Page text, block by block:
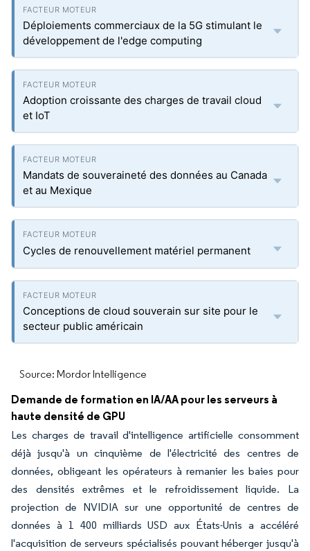
Déploiements commerciaux de la 5G stimulant le
développement de l'edge computing
Adoption croissante des charges de travail cloud
et IoT
Mandats de souveraineté des données au Canada
et au Mexique
Cycles de renouvellement matériel permanent
Conceptions de cloud souverain sur site pour le
secteur public américain
Source: Mordor Intelligence
Demande de formation en IA/AA pour les serveurs à
haute densité de GPU
Les charges de travail d'intelligence artificielle consomment
déjà jusqu'à un cinquième de l'électricité des centres de
données, obligeant les opérateurs à remanier les baies pour
des densités extrêmes et le refroidissement liquide. La
projection de NVIDIA sur une opportunité de centres de
données à 1 400 milliards USD aux États-Unis a accéléré
l'acquisition de serveurs spécialisés pouvant héberger jusqu'à